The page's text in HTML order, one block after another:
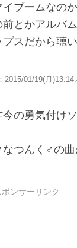
ブームなの
とかアルバ
スだから聴
：2015/01/19(月
の勇気付け
つんく♂の
ポンサーリンク